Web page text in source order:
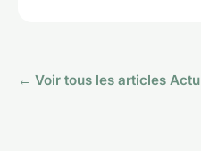
← Voir tous les articles Actu